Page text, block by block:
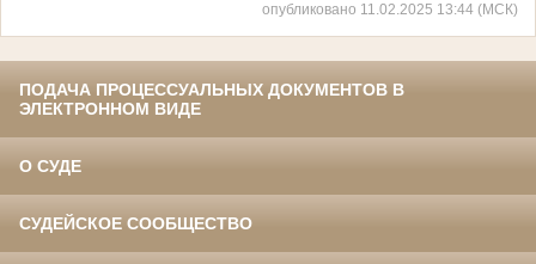
опубликовано 11.02.2025 13:44 (МСК)
ПОДАЧА ПРОЦЕССУАЛЬНЫХ ДОКУМЕНТОВ В
ЭЛЕКТРОННОМ ВИДЕ
О СУДЕ
СУДЕЙСКОЕ СООБЩЕСТВО